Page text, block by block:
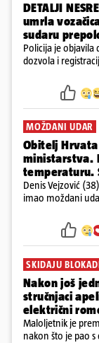
DETALJI
umrla
sudaru
Policija je objavila
dozvola i
MOŽDANI UDAR
Obitelj
ministarstva.
temperaturu.
Denis Vejzović
imao moždani
tamošnji liječnici
SKIDAJU
Nakon još
stručnjaci
električni
Maloljetnik je
nakon što je pao